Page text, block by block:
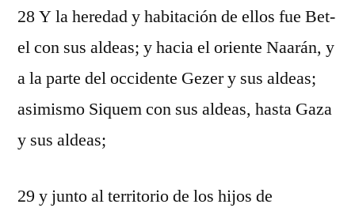
28 Y la heredad y habitación de ellos fue Bet-
el con sus aldeas; y hacia el oriente Naarán, y
a la parte del occidente Gezer y sus aldeas;
asimismo Siquem con sus aldeas, hasta Gaza
y sus aldeas;
29 y junto al territorio de los hijos de